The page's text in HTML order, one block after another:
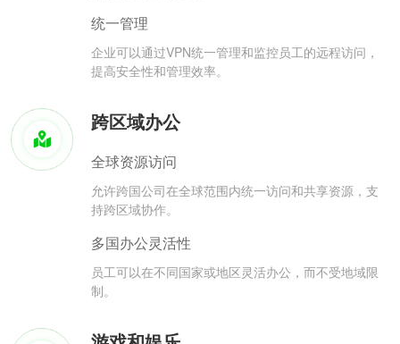
统一管理
企业可以通过VPN统一管理和监控员工的远程访问，
提高安全性和管理效率。
跨区域办公
全球资源访问
允许跨国公司在全球范围内统一访问和共享资源，支
持跨区域协作。
多国办公灵活性
员工可以在不同国家或地区灵活办公，而不受地域限
制。